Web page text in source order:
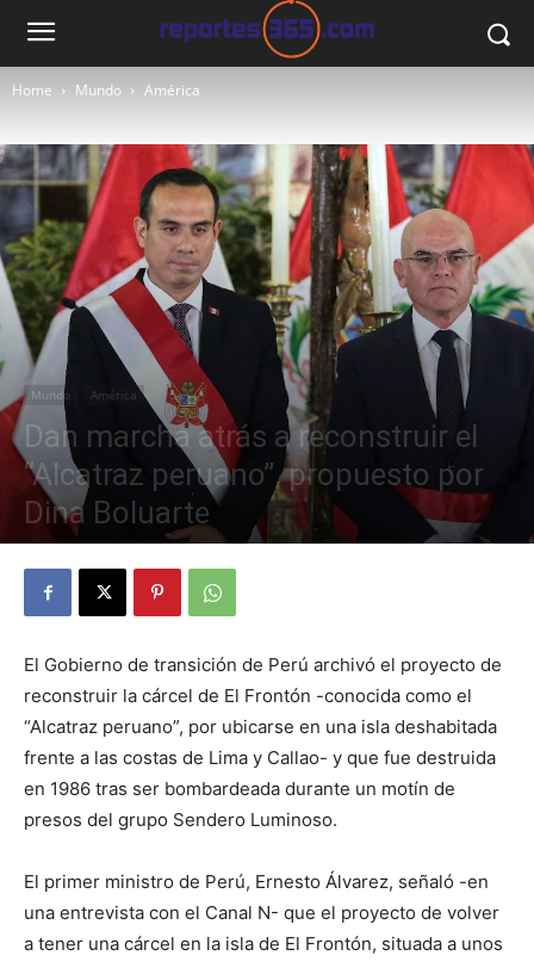
Home Mundo América
Mundo América
Dan marcha atrás a reconstruir el
“Alcatraz peruano”, propuesto por
Dina Boluarte
By Julio Valdez - octubre 26, 2025 20
El Gobierno de transición de Perú archivó el proyecto de
reconstruir la cárcel de El Frontón -conocida como el
“Alcatraz peruano”, por ubicarse en una isla deshabitada
frente a las costas de Lima y Callao- y que fue destruida
en 1986 tras ser bombardeada durante un motín de
presos del grupo Sendero Luminoso.
El primer ministro de Perú, Ernesto Álvarez, señaló -en
una entrevista con el Canal N- que el proyecto de volver
a tener una cárcel en la isla de El Frontón, situada a unos